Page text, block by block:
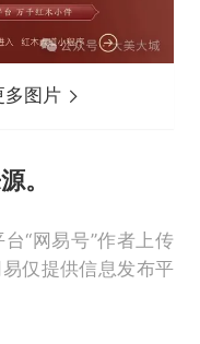
多图片
。
“网易号”作者上传
仅提供信息发布平